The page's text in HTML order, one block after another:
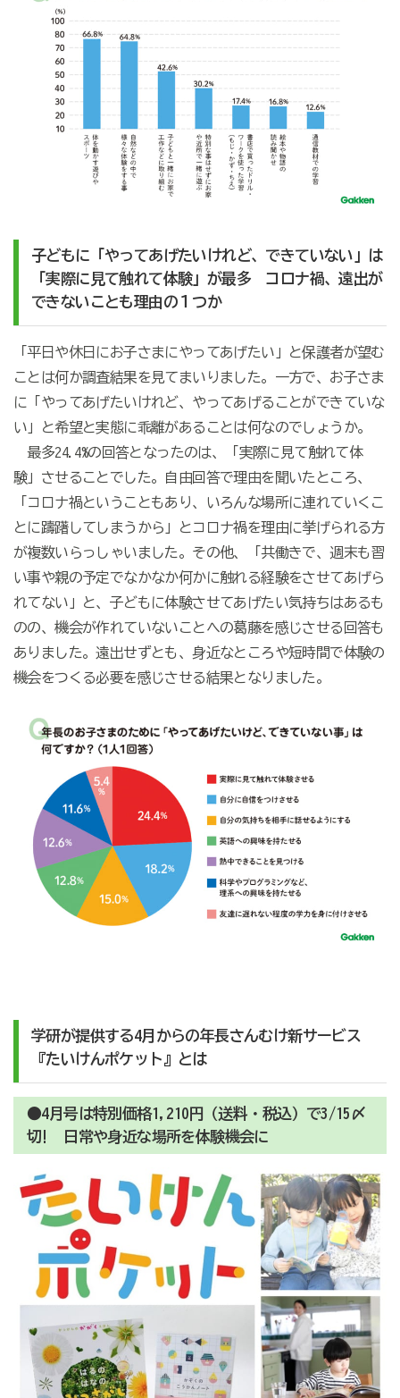
子どもに「やってあげたいけれど、できていない」は
「実際に見て触れて体験」が最多 コロナ禍、遠出が
できないことも理由の１つか
「平日や休日にお子さまにやってあげたい」と保護者が望む
ことは何か調査結果を見てまいりました。一方で、お子さま
に「やってあげたいけれど、やってあげることができていな
い」と希望と実態に乖離があることは何なのでしょうか。
最多24.4%の回答となったのは、「実際に見て触れて体
験」させることでした。自由回答で理由を聞いたところ、
「コロナ禍ということもあり、いろんな場所に連れていくこ
とに躊躇してしまうから」とコロナ禍を理由に挙げられる方
が複数いらっしゃいました。その他、「共働きで、週末も習
い事や親の予定でなかなか何かに触れる経験をさせてあげら
れてない」と、子どもに体験させてあげたい気持ちはあるも
のの、機会が作れていないことへの葛藤を感じさせる回答も
ありました。遠出せずとも、身近なところや短時間で体験の
機会をつくる必要を感じさせる結果となりました。
学研が提供する4月からの年長さんむけ新サービス
『たいけんポケット』とは
●4月号は特別価格1,210円（送料・税込）で3/15〆
切! 日常や身近な場所を体験機会に